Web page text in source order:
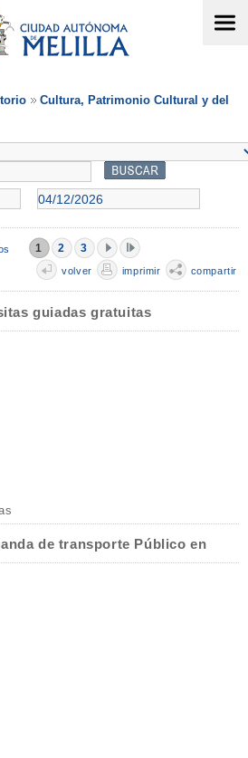
Cultura, Patrimonio Cultural y del
1 2 3
volver imprimir compartir
guiadas gratuitas
de transporte Público en